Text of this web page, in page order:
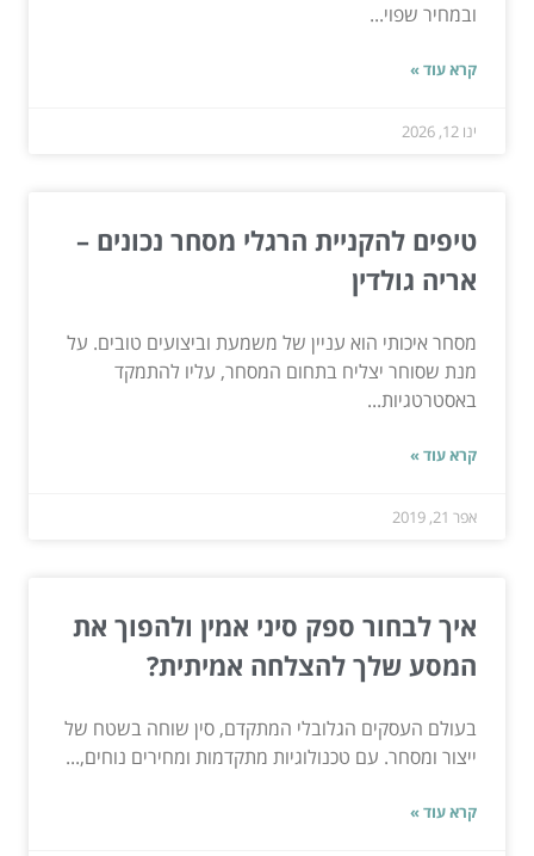
ובמחיר שפוי...
קרא עוד »
ינו 12, 2026
טיפים להקניית הרגלי מסחר נכונים –
אריה גולדין
מסחר איכותי הוא עניין של משמעת וביצועים טובים. על
מנת שסוחר יצליח בתחום המסחר, עליו להתמקד
באסטרטגיות...
קרא עוד »
אפר 21, 2019
איך לבחור ספק סיני אמין ולהפוך את
המסע שלך להצלחה אמיתית?
בעולם העסקים הגלובלי המתקדם, סין שוחה בשטח של
ייצור ומסחר. עם טכנולוגיות מתקדמות ומחירים נוחים,...
קרא עוד »